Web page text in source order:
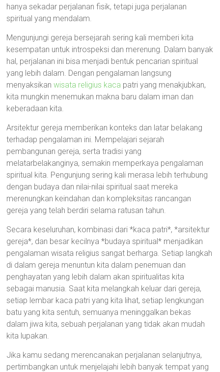
hanya sekadar perjalanan fisik, tetapi juga perjalanan
spiritual yang mendalam.
Mengunjungi gereja bersejarah sering kali memberi kita
kesempatan untuk introspeksi dan merenung. Dalam banyak
hal, perjalanan ini bisa menjadi bentuk pencarian spiritual
yang lebih dalam. Dengan pengalaman langsung
menyaksikanwisata religius kaca patri yang menakjubkan,
kita mungkin menemukan makna baru dalam iman dan
keberadaan kita.
Arsitektur gereja memberikan konteks dan latar belakang
terhadap pengalaman ini. Mempelajari sejarah
pembangunan gereja, serta tradisi yang
melatarbelakanginya, semakin memperkaya pengalaman
spiritual kita. Pengunjung sering kali merasa lebih terhubung
dengan budaya dan nilai-nilai spiritual saat mereka
merenungkan keindahan dan kompleksitas rancangan
gereja yang telah berdiri selama ratusan tahun.
Secara keseluruhan, kombinasi dari *kaca patri*, *arsitektur
gereja*, dan besar kecilnya *budaya spiritual* menjadikan
pengalaman wisata religius sangat berharga. Setiap langkah
di dalam gereja menuntun kita dalam penemuan dan
penghayatan yang lebih dalam akan spiritualitas kita
sebagai manusia. Saat kita melangkah keluar dari gereja,
setiap lembar kaca patri yang kita lihat, setiap lengkungan
batu yang kita sentuh, semuanya meninggalkan bekas
dalam jiwa kita, sebuah perjalanan yang tidak akan mudah
kita lupakan.
Jika kamu sedang merencanakan perjalanan selanjutnya,
pertimbangkan untuk menjelajahi lebih banyak tempat yang